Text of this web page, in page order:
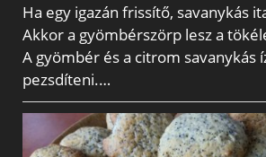
Ha egy igazán frissítő, savanykás
Akkor a gyömbérszörp lesz a
A gyömbér és a citrom savanykás
pezsdíteni.…